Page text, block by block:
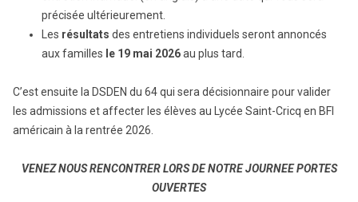
précisée ultérieurement.
Les résultats des entretiens individuels seront annoncés
aux familles le 19 mai 2026au plus tard.
C’est ensuite la DSDEN du 64 qui sera décisionnaire pour valider
les admissions et affecter les élèves au Lycée Saint-Cricq en BFI
américain à la rentrée 2026.
VENEZ NOUS RENCONTRER LORS DE NOTRE JOURNEE PORTES
OUVERTES